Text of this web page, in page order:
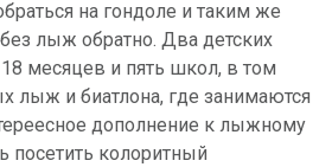
на гондоле и таким же
лыж обратно. Два детских
месяцев и пять школ, в том
лыж и биатлона, где занимаются
дополнение к лыжному
посетить колоритный